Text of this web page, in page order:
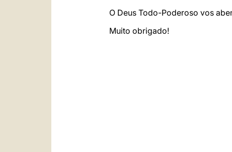
O Deus Todo-Poderoso vos
Muito obrigado!